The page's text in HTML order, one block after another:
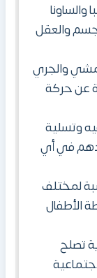
والعقل
والجري
عن حركة
وتسلية
في أي
لمختلف
الأطفال
تصلح